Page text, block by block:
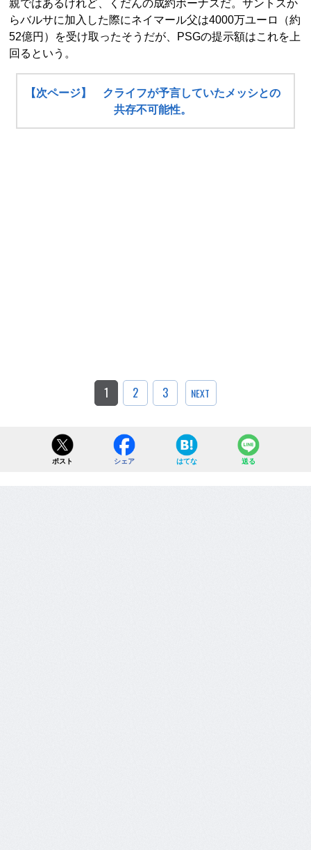
親ではあるけれど、くだんの成約ボーナスだ。サントスか
らバルサに加入した際にネイマール父は4000万ユーロ（約
52億円）を受け取ったそうだが、PSGの提示額はこれを上
回るという。
【次ページ】 クライフが予言していたメッシとの
共存不可能性。
1 2 3 NEXT
ポスト シェア はてな 送る